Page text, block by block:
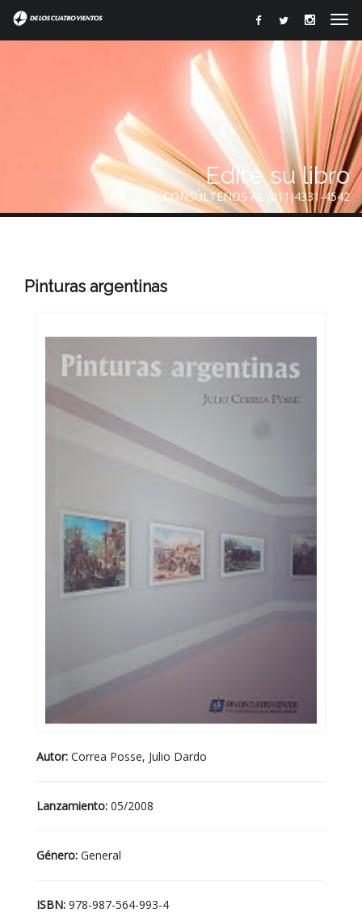
Edite su libro
CONSÚLTENOS AL (011)4331-4542
Pinturas argentinas
Autor: Correa Posse, Julio Dardo
Lanzamiento: 05/2008
Género: General
ISBN: 978-987-564-993-4